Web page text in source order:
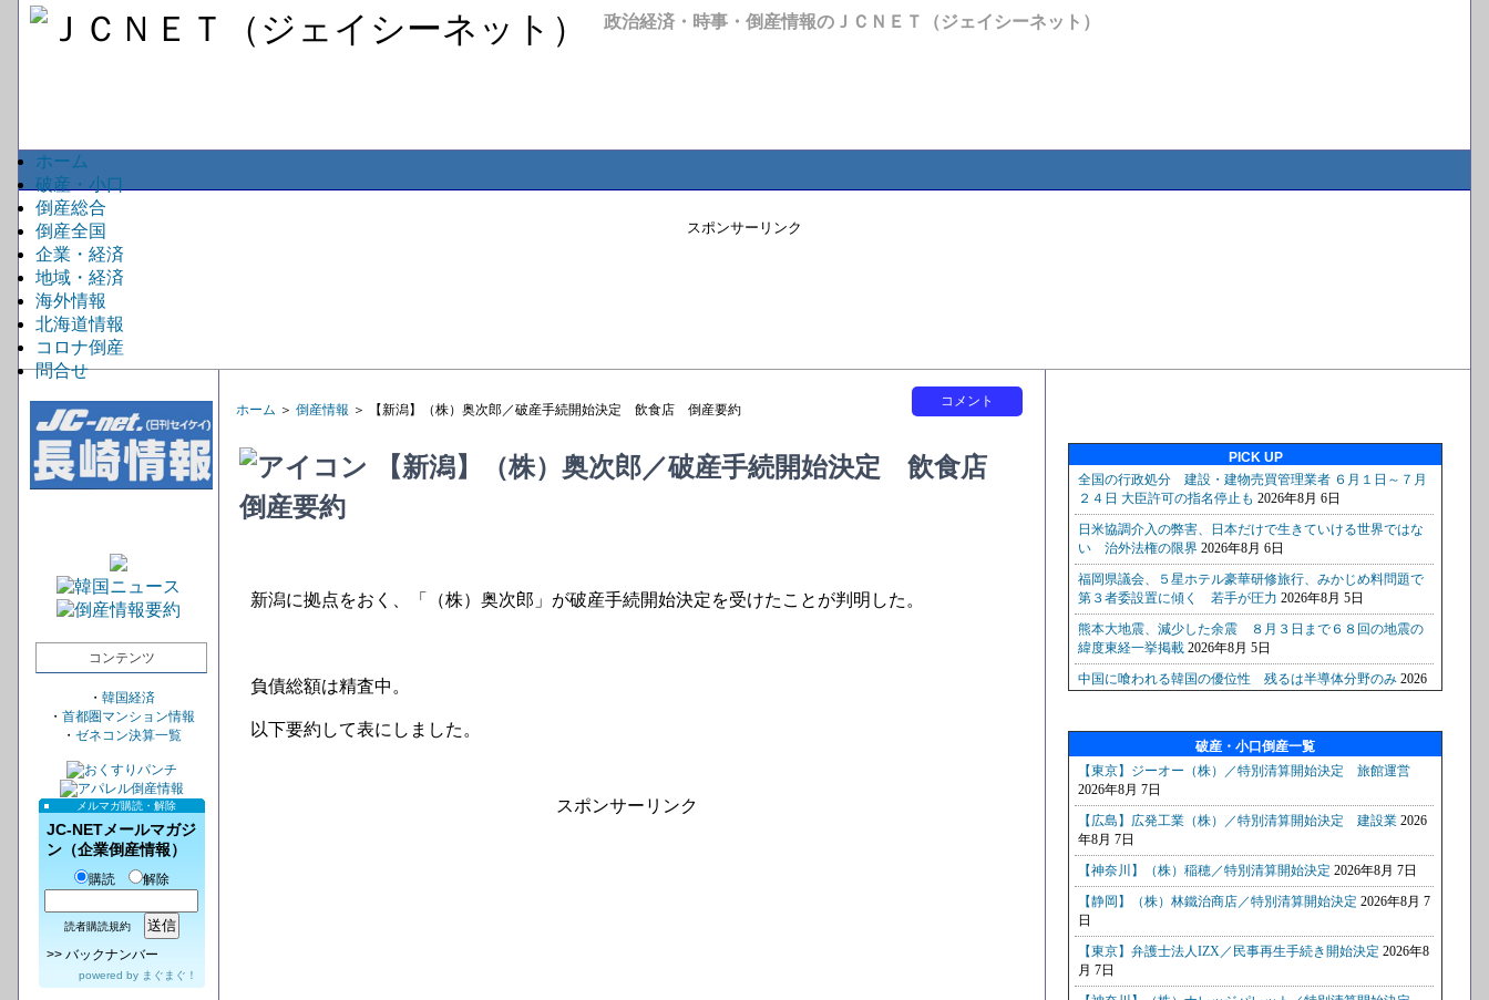
政治経済・時事・倒産情報のＪＣＮＥＴ（ジェイシーネット）
ホーム
破産・小口
倒産総合
倒産全国
企業・経済
地域・経済
海外情報
北海道情報
コロナ倒産
問合せ
スポンサーリンク
コンテンツ
・ 韓国経済
・ 首都圏マンション情報
・ ゼネコン決算一覧
メルマガ購読・解除
JC-NETメールマガジ
ン（企業倒産情報）
購読 解除
読者購読規約
>> バックナンバー
powered by まぐまぐ！
コメント
ホーム ＞ 倒産情報 ＞ 【新潟】（株）奥次郎／破産手続開始決定 飲食店 倒産要約
【新潟】（株）奥次郎／破産手続開始決定 飲食店
倒産要約
新潟に拠点をおく、「（株）奥次郎」が破産手続開始決定を受けたことが判明した。
負債総額は精査中。
以下要約して表にしました。
スポンサーリンク
PICK UP
破産・小口倒産一覧